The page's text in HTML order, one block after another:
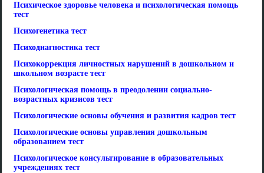
Психическое здоровье человека и психологическая помощь
тест
Психогенетика тест
Психодиагностика тест
Психокоррекция личностных нарушений в дошкольном и
школьном возрасте тест
Психологическая помощь в преодолении социально-
возрастных кризисов тест
Психологические основы обучения и развития кадров тест
Психологические основы управления дошкольным
образованием тест
Психологическое консультирование в образовательных
учреждениях тест